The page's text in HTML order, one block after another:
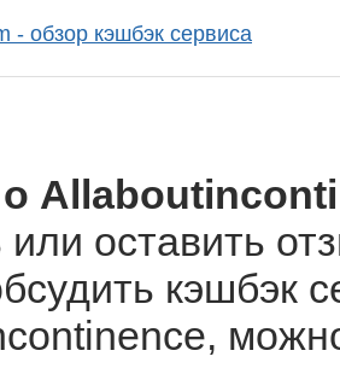
- обзор кэшбэк сервиса
или оставить
кэшбэк